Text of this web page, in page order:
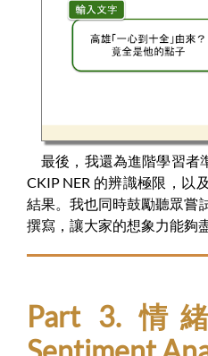
最後，我還為進階學習者
CKIP NER 的辨識極限，以
結果。我也同時鼓勵聽眾嘗
撰寫，讓大家的想象力能夠
Part 3. 情